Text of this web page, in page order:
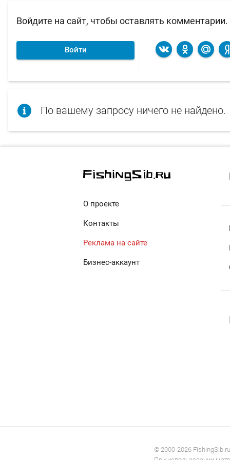
Войдите на сайт, чтобы оставлять комментарии.
Войти
По вашему запросу ничего не найдено.
О проекте
Контакты
Реклама на сайте
Бизнес-аккаунт
© 2000-2026 FishingSib.ru